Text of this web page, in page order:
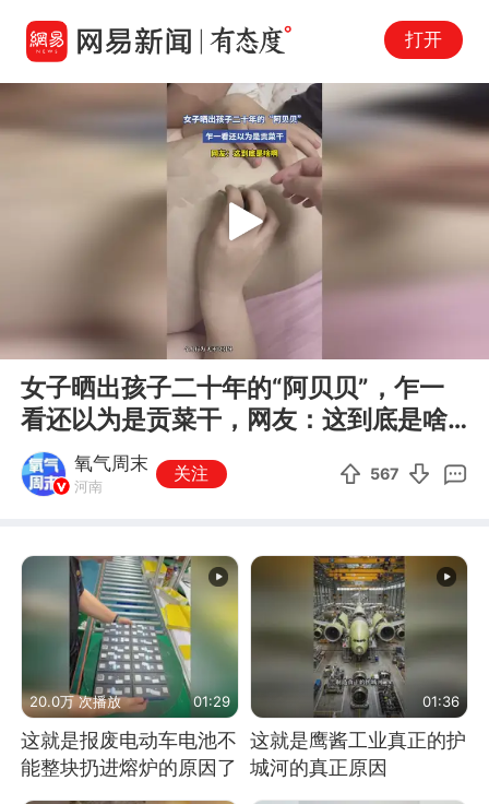
打开
00:00
Play
女子晒出孩子二十年的“阿贝贝”，乍一
看还以为是贡菜干，网友：这到底是啥
啊
氧气周末
河南
关注 567
20.0万 次播放 01:29
这就是报废电动车电池不
能整块扔进熔炉的原因了
01:36
这就是鹰酱工业真正的护
城河的真正原因